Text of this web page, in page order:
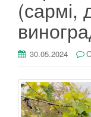
(сармі,
30.05.2024